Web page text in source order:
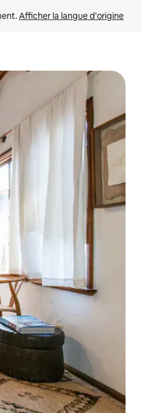
Afficher la langue d'origine
appuyant et en faisant glisser.